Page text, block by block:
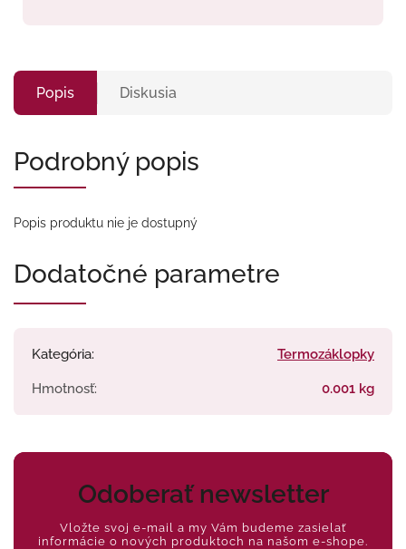
Popis Diskusia
Podrobný popis
Popis produktu nie je dostupný
Dodatočné parametre
Kategória: Termozáklopky
Hmotnosť: 0.001 kg
Odoberať newsletter
Vložte svoj e-mail a my Vám budeme zasielať
informácie o nových produktoch na našom e-shope.